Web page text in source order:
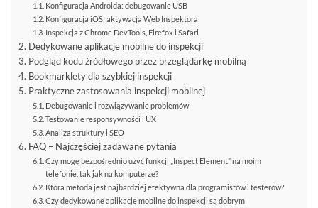
Konfiguracja Androida: debugowanie USB
Konfiguracja iOS: aktywacja Web Inspektora
Inspekcja z Chrome DevTools, Firefox i Safari
Dedykowane aplikacje mobilne do inspekcji
Podgląd kodu źródłowego przez przeglądarkę mobilną
Bookmarklety dla szybkiej inspekcji
Praktyczne zastosowania inspekcji mobilnej
Debugowanie i rozwiązywanie problemów
Testowanie responsywności i UX
Analiza struktury i SEO
FAQ – Najczęściej zadawane pytania
Czy mogę bezpośrednio użyć funkcji „Inspect Element” na moim
telefonie, tak jak na komputerze?
Która metoda jest najbardziej efektywna dla programistów i testerów?
Czy dedykowane aplikacje mobilne do inspekcji są dobrym